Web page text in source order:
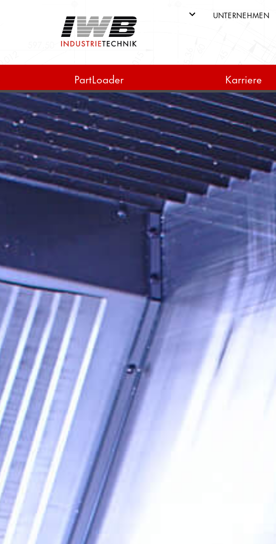
UNTERNEHMEN
PartLoader Karriere